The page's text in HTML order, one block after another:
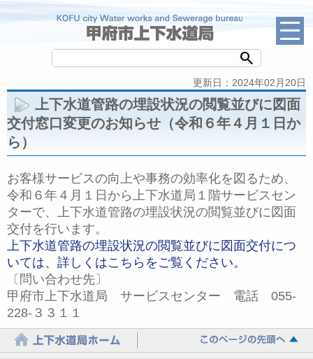
search
更新日：2024年02月20日
上下水道管路の埋設状況の閲覧並びに図面
交付窓口変更のお知らせ（令和６年４月１日か
ら）
お客様サービスの向上や事務の効率化を図るため、
令和６年４月１日から上下水道局１階サービスセン
ターで、上下水道管路の埋設状況の閲覧並びに図面
交付を行います。
上下水道管路の埋設状況の閲覧並びに図面交付につ
いては、詳しくはこちらをご覧ください。
〔問い合わせ先〕
甲府市上下水道局 サービスセンター 電話 055-
228-３３１１